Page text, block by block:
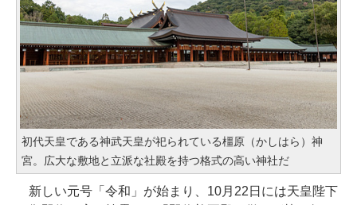
初代天皇である神武天皇が祀られている橿原（かしはら）神
宮。広大な敷地と立派な社殿を持つ格式の高い神社だ
新しい元号「令和」が始まり、10月22日には天皇陛下